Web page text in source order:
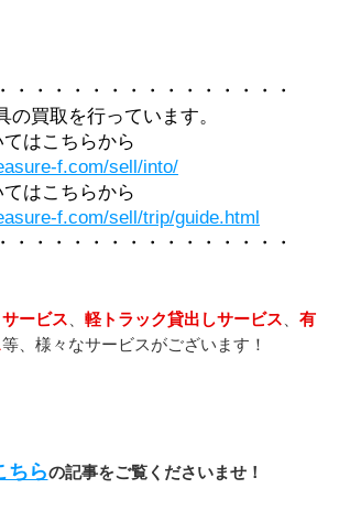
・・・・・・・・・・・・・・・
の買取を行っています。
はこちらから
f.com/sell/into/
はこちらから
f.com/sell/trip/guide.html
・・・・・・・・・・・・・・・
ービス 軽トラック貸出しサービス
有
等、様々なサービスがございます！
ちらの記事をご覧くださいませ！